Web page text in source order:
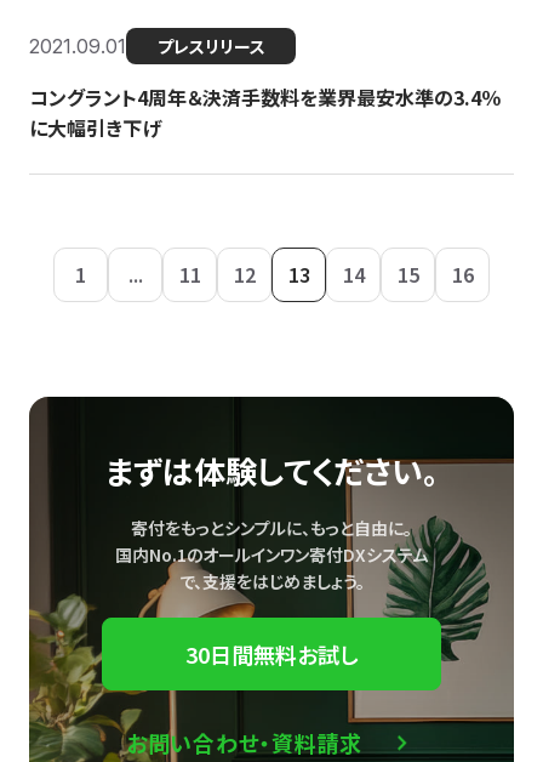
2021.09.01 プレスリリース
コングラント4周年＆決済手数料を業界最安水準の3.4％
に大幅引き下げ
1 ... 11 12 13 14 15 16
まずは体験してください。
寄付をもっとシンプルに、もっと自由に。
国内No.1のオールインワン寄付DXシステム
で、支援をはじめましょう。
30日間無料お試し
お問い合わせ・資料請求